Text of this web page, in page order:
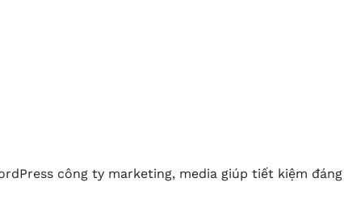
công ty marketing, media giúp tiết kiệm